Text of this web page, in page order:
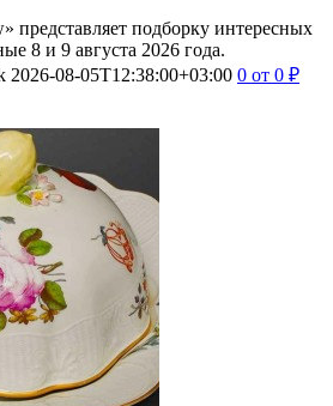
представляет подборку интересных
8 и 9 августа 2026 года.
2026-08-05T12:38:00+03:00 0 от 0 ₽